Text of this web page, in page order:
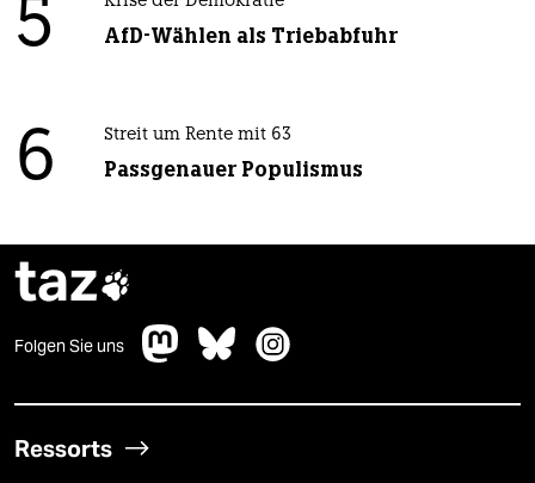
5 AfD-Wählen als Triebabfuhr
6 Streit um Rente mit 63
Passgenauer Populismus
taz
Folgen Sie uns
Ressorts